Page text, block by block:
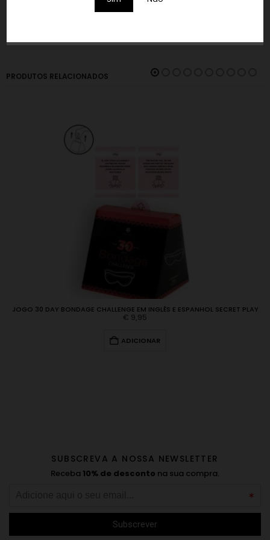
PRODUTOS RELACIONADOS
JOGO 30 DAY BONDAGE CHALLENGE EM INGLÊS E ESPANHOL SECRET PLAY
€ 9,95
ADICIONAR
SUBSCREVA A NOSSA NEWSLETTER
Receba 10% de desconto na sua compra.